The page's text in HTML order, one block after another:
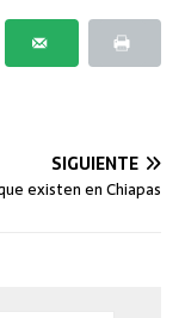
SIGUIENTE
existen en Chiapas